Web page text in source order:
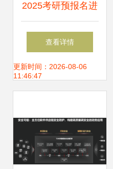
2025考研预报名进
行中 这11个事项与
网络信息安全软件
注点
查看详情
更新时间：2026-08-06
11:46:47